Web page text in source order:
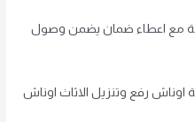
مع اعطاء ضمان يضمن وصول
اوناش رفع وتنزيل الاثاث اوناش